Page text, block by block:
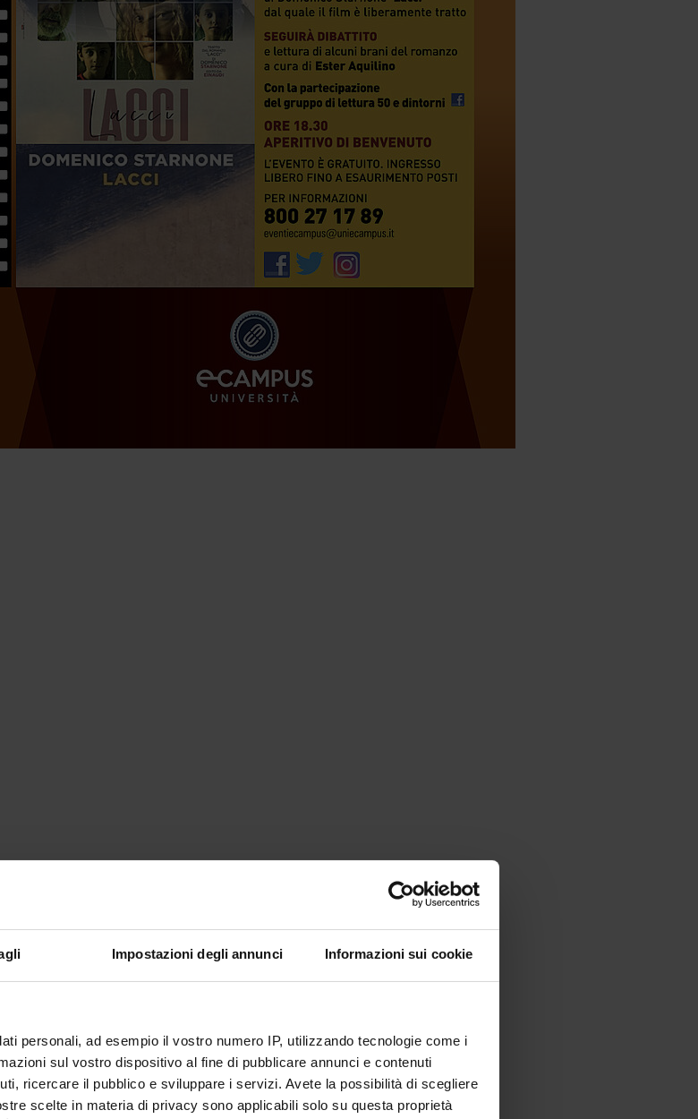
Impostazioni degli annunci Informazioni sui cookie
personali, ad esempio il vostro numero IP, utilizzando tecnologie come i
sul vostro dispositivo al fine di pubblicare annunci e contenuti
ricercare il pubblico e sviluppare i servizi. Avete la possibilità di scegliere
scelte in materia di privacy sono applicabili solo su questa proprietà